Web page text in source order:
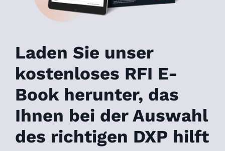
Laden Sie unser
kostenloses RFI E-
Book herunter, das
Ihnen bei der Auswahl
des richtigen DXP hilft